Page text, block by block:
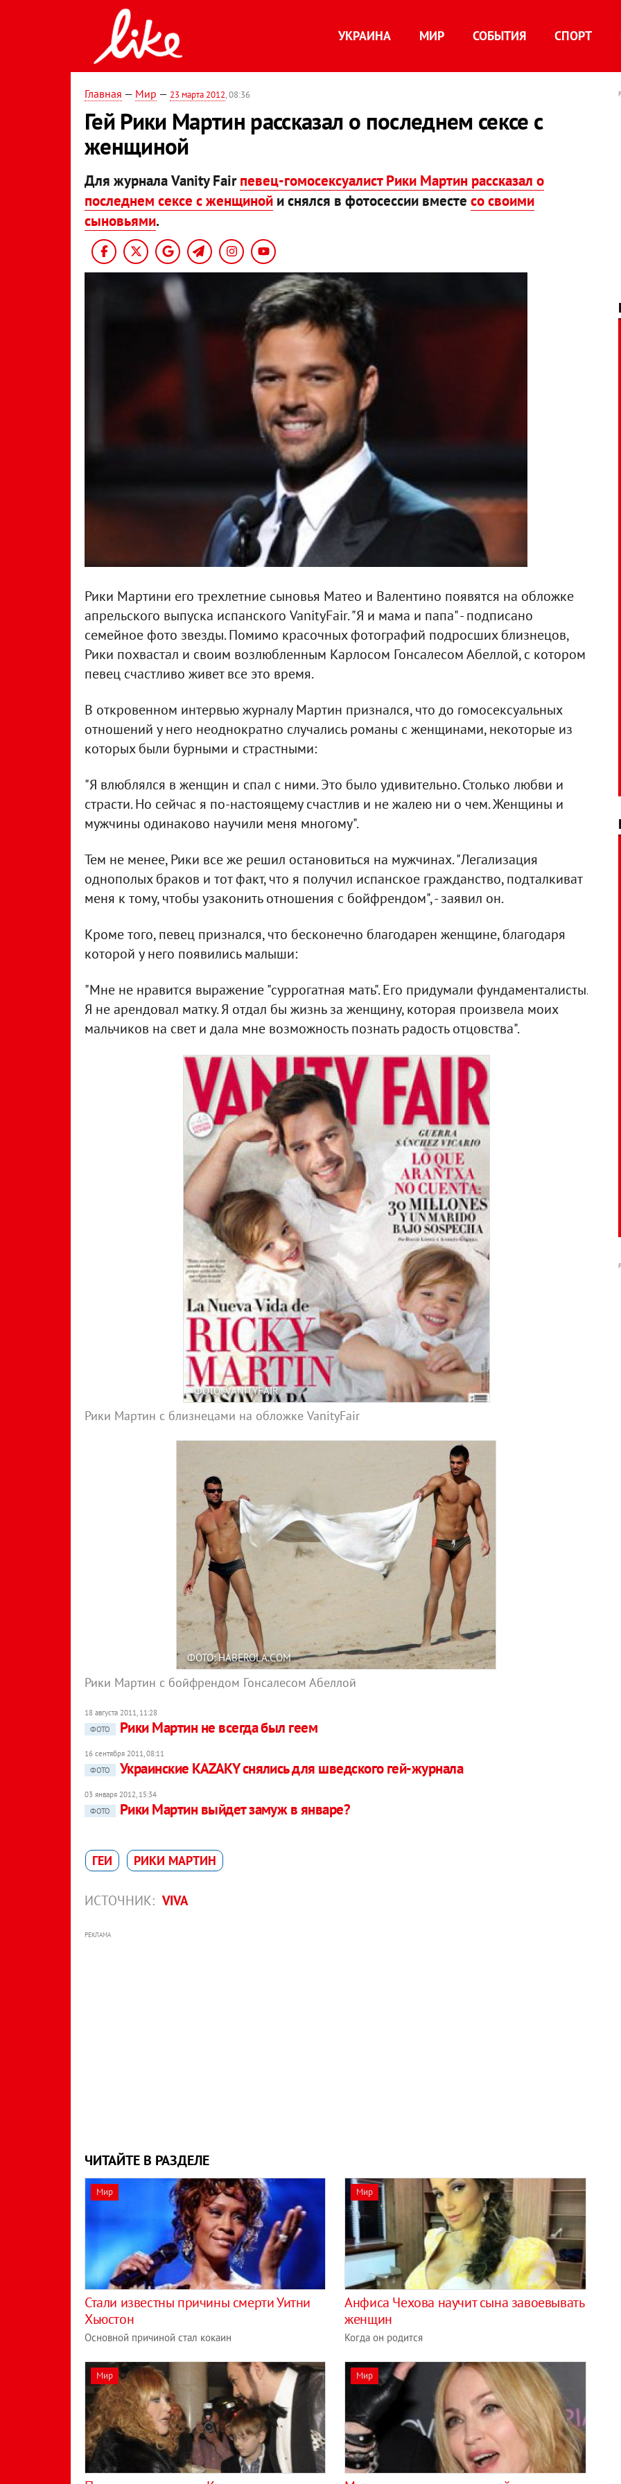
УКРАИНА МИР СОБЫТИЯ СПОРТ
Главная — Мир — 23 марта 2012, 08:36
Гей Рики Мартин рассказал о последнем сексе с
женщиной
Для журнала Vanity Fairпевец-гомосексуалист Рики Мартин рассказал о
последнем сексе с женщиной и снялся в фотосессии вместе со своими
сыновьями.
Рики Мартини его трехлетние сыновья Матео и Валентино появятся на обложке
апрельского выпуска испанского VanityFair. "Я и мама и папа" - подписано
семейное фото звезды. Помимо красочных фотографий подросших близнецов,
Рики похвастал и своим возлюбленным Карлосом Гонсалесом Абеллой, с котором
певец счастливо живет все это время.
В откровенном интервью журналу Мартин признался, что до гомосексуальных
отношений у него неоднократно случались романы с женщинами, некоторые из
которых были бурными и страстными:
"Я влюблялся в женщин и спал с ними. Это было удивительно. Столько любви и
страсти. Но сейчас я по-настоящему счастлив и не жалею ни о чем. Женщины и
мужчины одинаково научили меня многому".
Тем не менее, Рики все же решил остановиться на мужчинах. "Легализация
однополых браков и тот факт, что я получил испанское гражданство, подталкиват
меня к тому, чтобы узаконить отношения с бойфрендом", - заявил он.
Кроме того, певец признался, что бесконечно благодарен женщине, благодаря
которой у него появились малыши:
"Мне не нравится выражение "суррогатная мать". Его придумали фундаменталисты.
Я не арендовал матку. Я отдал бы жизнь за женщину, которая произвела моих
мальчиков на свет и дала мне возможность познать радость отцовства".
ФОТО: VANITYFAIR
Рики Мартин с близнецами на обложке VanityFair
ФОТО: HABEROLA.COM
Рики Мартин с бойфрендом Гонсалесом Абеллой
18 августа 2011, 11:28
ФОТО
Рики Мартин не всегда был геем
16 сентября 2011, 08:11
ФОТО
Украинские KAZAKY снялись для шведского гей-журнала
03 января 2012, 15:34
ФОТО
Рики Мартин выйдет замуж в январе?
ГЕИ РИКИ МАРТИН
ИСТОЧНИК: VIVA
РЕКЛАМА
ЧИТАЙТЕ В РАЗДЕЛЕ
Мир
Стали известны причины смерти Уитни
Хьюстон
Основной причиной стал кокаин
Мир
Анфиса Чехова научит сына завоевывать
женщин
Когда он родится
Мир Мир